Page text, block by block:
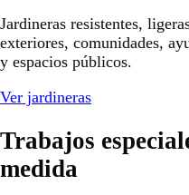
Jardineras resistentes,
exteriores, comunidades,
y espacios públicos.
Ver jardineras
Trabajos
medida